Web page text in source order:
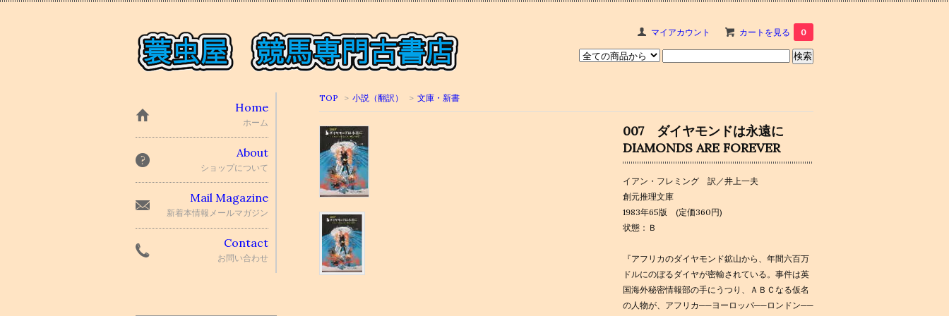
マイアカウント カートを見る 0
TOP > 小説（翻訳） > 文庫・新書
007 ダイヤモンドは永遠に
DIAMONDS ARE FOREVER
イアン・フレミング 訳／井上一夫
創元推理文庫
1983年65版 (定価360円)
状態：Ｂ
『アフリカのダイヤモンド鉱山から、年間六百万
ドルにのぼるダイヤが密輸されている。事件は英
国海外秘密情報部の手にうつり、ＡＢＣなる仮名
の人物が、アフリカ──ヨーロッパ──ロンドン──
Home
ホーム
About
ショップについて
Mail Magazine
新着本情報メールマガジン
Contact
お問い合わせ